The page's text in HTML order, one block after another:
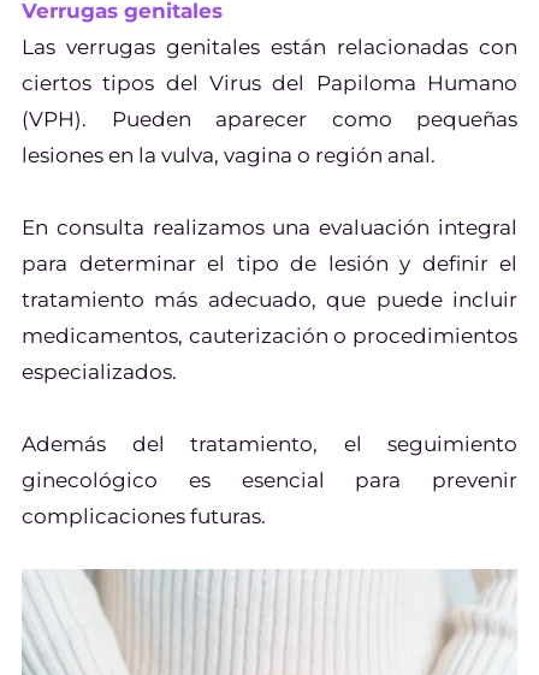
Verrugas genitales
Las verrugas genitales están relacionadas con
ciertos tipos del Virus del Papiloma Humano
(VPH). Pueden aparecer como pequeñas
lesiones en la vulva, vagina o región anal.
En consulta realizamos una evaluación integral
para determinar el tipo de lesión y definir el
tratamiento más adecuado, que puede incluir
medicamentos, cauterización o procedimientos
especializados.
Además del tratamiento, el seguimiento
ginecológico es esencial para prevenir
complicaciones futuras.